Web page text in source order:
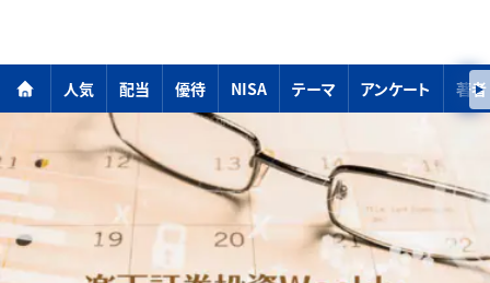
人気 配当 優待 NISA テーマ アンケート 著者